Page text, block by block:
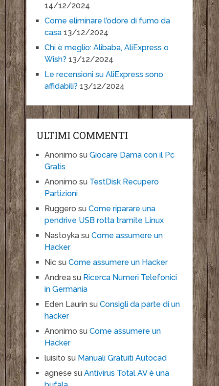
14/12/2024
Come eliminare l’odore di fumo da
casa 13/12/2024
Chi è meglio: Alibaba, AliExpress o
Wish? 13/12/2024
Le recensioni su AliExpress sono
affidabili? 13/12/2024
ULTIMI COMMENTI
Anonimo su Giocare Dama con il Pc
Gratis
Anonimo su TestDisk Recupero
Partizioni
Ruggero su Come riparare una
pendrive USB rotta tramite Linux
Nastoykasu Come assumere un
Hacker
Nicsu Come assumere un Hacker
Andreasu Ricerca Numeri Telefonici
in Germania
Eden Laurinsu Consigli da parte di un
hacker
Anonimo su Come assumere un
Hacker
luisito su Manuali Gratuiti Autocad
agnese su Antivirus Total AV è una